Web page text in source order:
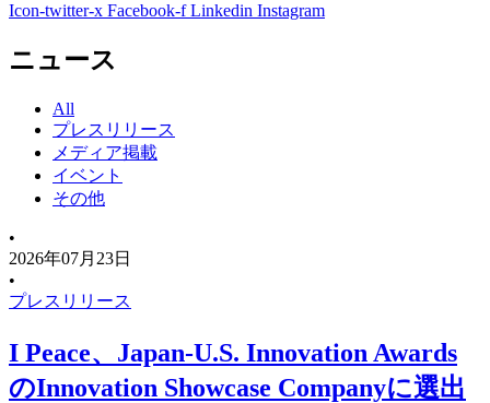
Icon-twitter-x Facebook-f Linkedin Instagram
ニュース
All
プレスリリース
メディア掲載
イベント
その他
I Peace、Japan-U.S. Innovation Awards
のInnovation Showcase Companyに選出
•
2026年07月23日
•
プレスリリース